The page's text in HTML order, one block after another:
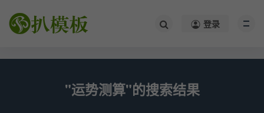
登录
"运势测算"的搜索结果